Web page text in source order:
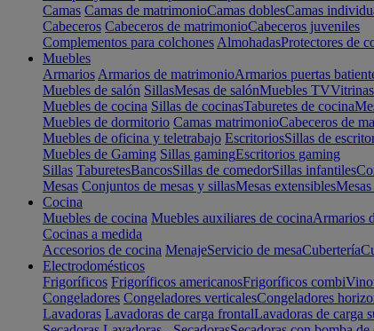
Camas Camas de matrimonioCamas doblesCamas
Cabeceros Cabeceros de matrimonioCabeceros juveniles
Complementos para colchones AlmohadasProtectores de
Muebles
Armarios Armarios de matrimonioArmarios puertas
Muebles de salón SillasMesas de salónMuebles TVVitrinas
Muebles de cocina Sillas de cocinasTaburetes de cocina
Muebles de dormitorio Camas matrimonioCabeceros de
Muebles de oficina y teletrabajo EscritoriosSillas de
Muebles de Gaming Sillas gamingEscritorios gaming
Sillas TaburetesBancosSillas de comedorSillas infantiles
Mesas Conjuntos de mesas y sillasMesas extensiblesMesas
Cocina
Muebles de cocina Muebles auxiliares de cocinaArmarios
Cocinas a medida
Accesorios de cocina MenajeServicio de mesaCubertería
Electrodomésticos
Frigoríficos Frigoríficos americanosFrigoríficos combi
Congeladores Congeladores verticalesCongeladores
Lavadoras Lavadoras de carga frontalLavadoras de carga